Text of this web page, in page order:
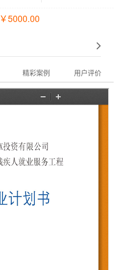
￥5000.00
精彩案例 用户评价